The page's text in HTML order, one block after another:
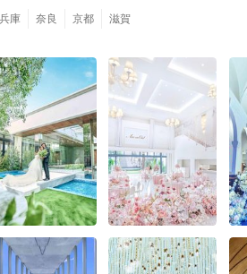
兵庫 奈良 京都 滋賀